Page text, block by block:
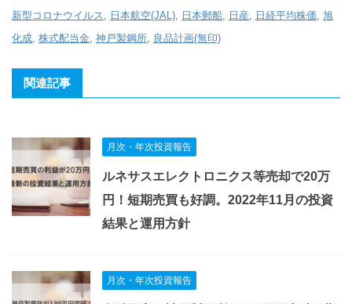
新型コロナウイルス, 日本航空(JAL), 日本郵船, 日産, 日経平均株価, 旭
化成, 株式配当金, 神戸製鋼所, 良品計画(無印)
関連記事
月次・年次投資報告
ルネサスエレクトロニクス等売却で20万
円！短期売買も好調。2022年11月の投資
結果と運用方針
月次・年次投資報告